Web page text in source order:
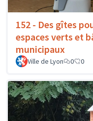
152 - Des gîtes
espaces verts et
municipaux
Ville de Lyon 0 0